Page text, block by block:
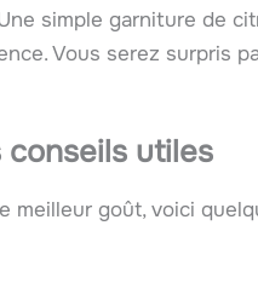
simple garniture de
Vous serez surpris
conseils utiles
meilleur goût, voici